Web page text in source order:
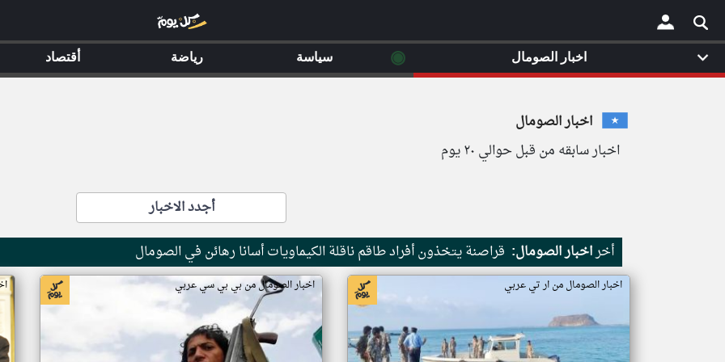
×
اخبار الصومال
اخبار سابقه من قبل حوالي ٢٠ يوم
أجدد الاخبار
أخراخبار الصومال: قراصنة يتخذون أفراد طاقم ناقلة الكيماويات أسانا رهائن في الصومال
اخبار الصومال من ار تي عربي اخبار الصومال من بي بي سي عربي
اخبار الصومال ◉ سياسة رياضة أقتصاد